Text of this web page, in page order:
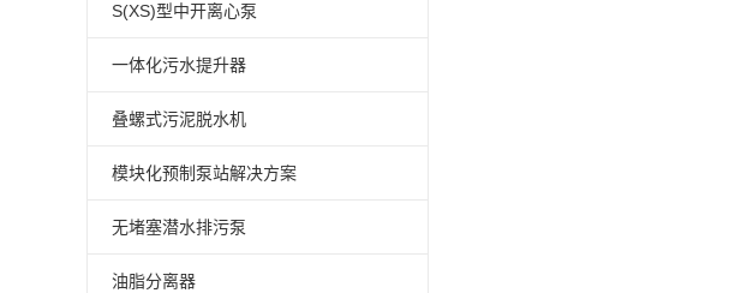
S(XS)型中开离心泵
一体化污水提升器
叠螺式污泥脱水机
模块化预制泵站解决方案
无堵塞潜水排污泵
油脂分离器